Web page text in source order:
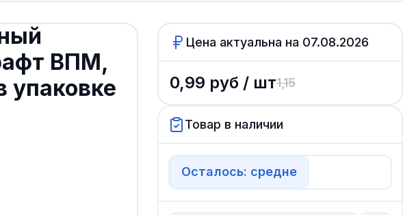
ВПМ,
упаковке
Цена актуальна на 07.08.2026
0,99 руб / шт1,15
Товар в наличии
Осталось: средне